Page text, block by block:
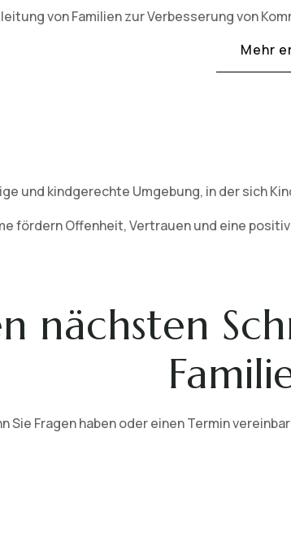
von Familien zur Verbesserung von
Mehr
und kindgerechte Umgebung, in der sich
fördern Offenheit, Vertrauen und eine
nächsten
Sie Fragen haben oder einen Termin